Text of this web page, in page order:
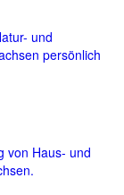
und
persönlich
von Haus- und